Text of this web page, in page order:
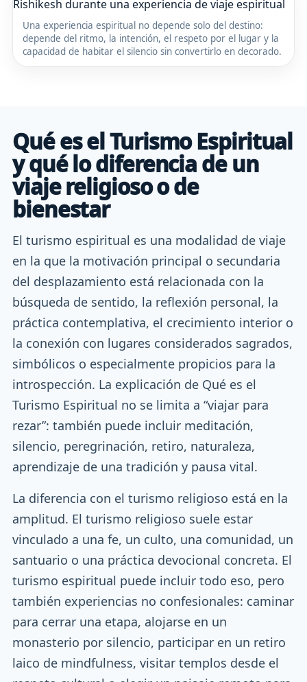
Una experiencia espiritual no depende solo del destino:
depende del ritmo, la intención, el respeto por el lugar y la
capacidad de habitar el silencio sin convertirlo en decorado.
Qué es el Turismo Espiritual
y qué lo diferencia de un
viaje religioso o de
bienestar
El turismo espiritual es una modalidad de viaje
en la que la motivación principal o secundaria
del desplazamiento está relacionada con la
búsqueda de sentido, la reflexión personal, la
práctica contemplativa, el crecimiento interior o
la conexión con lugares considerados sagrados,
simbólicos o especialmente propicios para la
introspección. La explicación de Qué es el
Turismo Espiritual no se limita a “viajar para
rezar”: también puede incluir meditación,
silencio, peregrinación, retiro, naturaleza,
aprendizaje de una tradición y pausa vital.
La diferencia con el turismo religioso está en la
amplitud. El turismo religioso suele estar
vinculado a una fe, un culto, una comunidad, un
santuario o una práctica devocional concreta. El
turismo espiritual puede incluir todo eso, pero
también experiencias no confesionales: caminar
para cerrar una etapa, alojarse en un
monasterio por silencio, participar en un retiro
laico de mindfulness, visitar templos desde el